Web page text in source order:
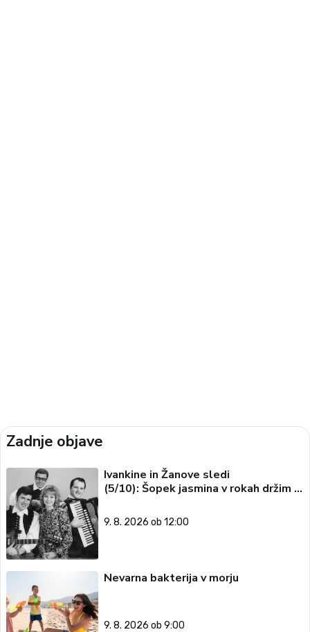
Zadnje objave
Ivankine in Žanove sledi
(5/10): Šopek jasmina v rokah držim …
9. 8. 2026 ob 12:00
Nevarna bakterija v morju
9. 8. 2026 ob 9:00